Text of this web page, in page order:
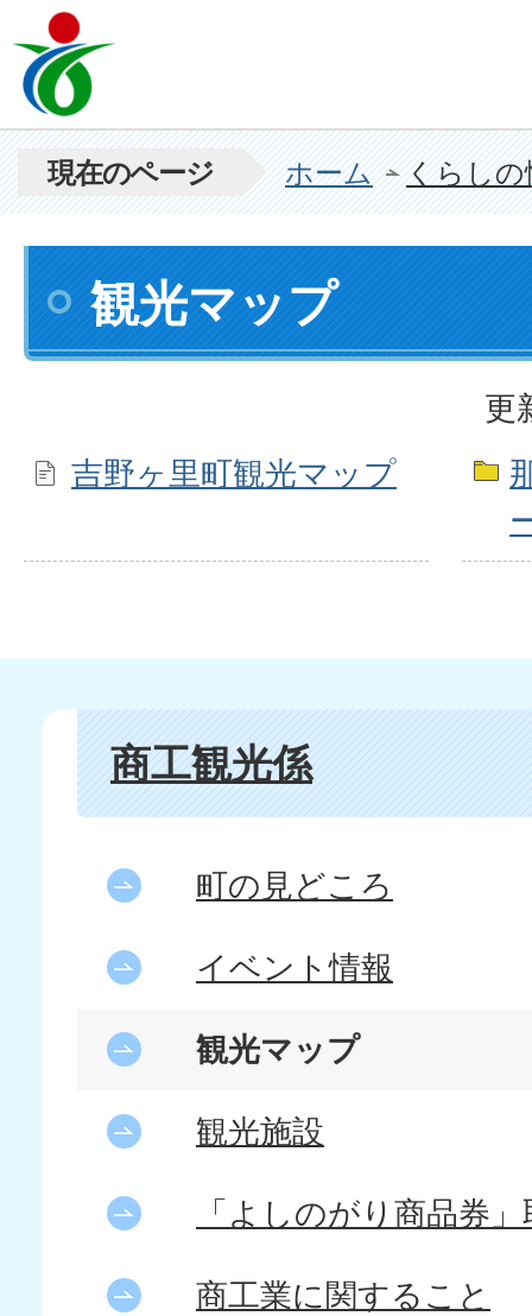
現在のページ ホーム くらしの
観光マップ
更
吉野ヶ里町観光マップ
商工観光係
町の見どころ
イベント情報
観光マップ
観光施設
「よしのがり商品券
商工業に関すること